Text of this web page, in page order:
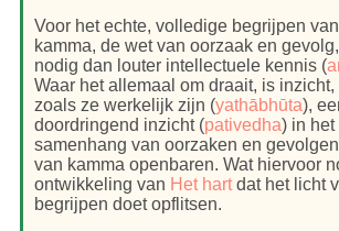
Voor het echte, volledige begrijpen
kamma, de wet van oorzaak en
nodig dan louter intellectuele kennis (
Waar het allemaal om draait, is
zoals ze werkelijk zijn (yathābhūta),
doordringend inzicht (pativedha) in
samenhang van oorzaken en
van kamma openbaren. Wat hiervoor
ontwikkeling van Het hartdat het licht
begrijpen doet opflitsen.